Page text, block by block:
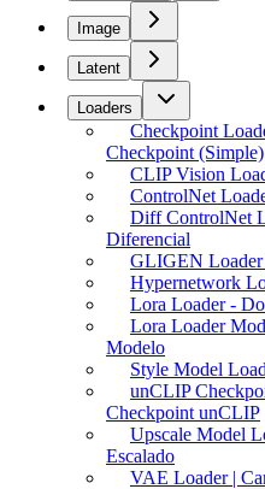
Image
Latent
Loaders
Checkpoint
Checkpoint (Simple)
CLIP Vision
ControlNet
Diff ControlNet
Diferencial
GLIGEN
Hypernetwork
Lora Loader -
Lora Loader
Modelo
Style Model
unCLIP
Checkpoint unCLIP
Upscale Model
Escalado
VAE Loader |